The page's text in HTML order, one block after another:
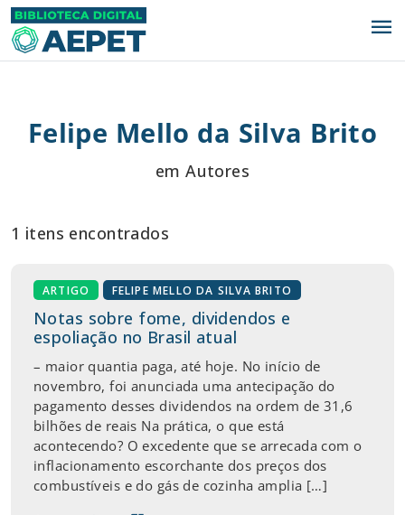
menu
Felipe Mello da Silva Brito
em Autores
1 itens encontrados
ARTIGO FELIPE MELLO DA SILVA BRITO
Notas sobre fome, dividendos e
espoliação no Brasil atual
– maior quantia paga, até hoje. No início de
novembro, foi anunciada uma antecipação do
pagamento desses dividendos na ordem de 31,6
bilhões de reais Na prática, o que está
acontecendo? O excedente que se arrecada com o
inflacionamento escorchante dos preços dos
combustíveis e do gás de cozinha amplia […]